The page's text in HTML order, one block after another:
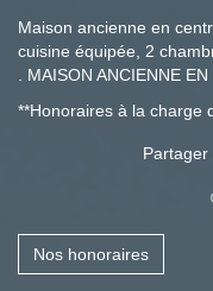
Maison ancienne en
cuisine équipée, 2
. MAISON ANCIENNE
**Honoraires à la charge
Partager
Nos honoraires